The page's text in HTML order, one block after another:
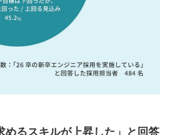
めるスキルが上昇した」と回答